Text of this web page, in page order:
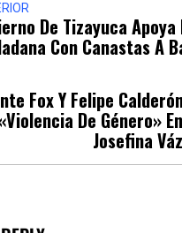
De Tizayuca
Con Canastas A
Fox Y Felipe
De Género»
Josefina